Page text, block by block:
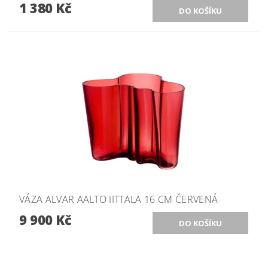
1 380 Kč
VÁZA ALVAR AALTO IITTALA 16 CM ČERVENÁ
9 900 Kč